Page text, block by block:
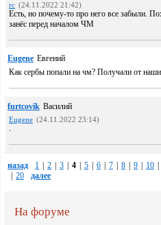
rc (24.11.2022 21:42)
Есть, но почему-то про него все
занёс перед началом ЧМ
Eugene Евгений
Как сербы попали на чм? Получали от
furtcovik Василий
Eugene (24.11.2022 23:14)
.
назад 1 2 3 4 5 6 7 8 9 10
20 далее
На форуме